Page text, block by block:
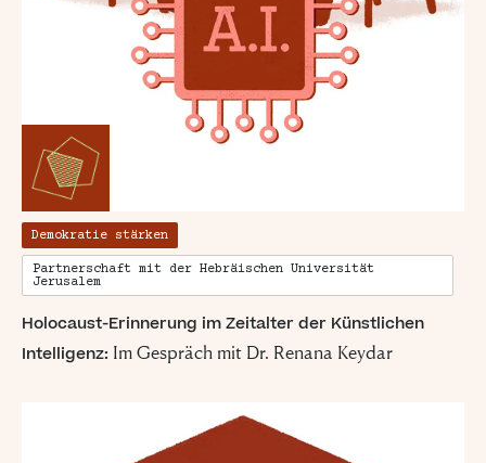
Demokratie stärken
Partnerschaft mit der Hebräischen Universität
Jerusalem
Holocaust-Erinnerung im Zeitalter der Künstlichen
Intelligenz: Im Gespräch mit Dr. Renana Keydar